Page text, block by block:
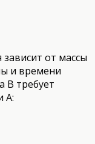
от массы
и времени
В требует
А: